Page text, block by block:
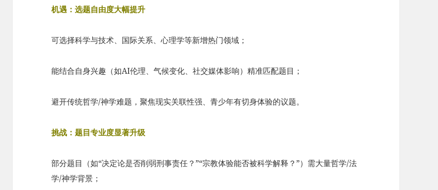
机遇：选题自由度大幅提升
可选择科学与技术、国际关系、心理学等新增热门领域；
能结合自身兴趣（如AI伦理、气候变化、社交媒体影响）精准匹配题目；
避开传统哲学/神学难题，聚焦现实关联性强、青少年有切身体验的议题。
挑战：题目专业度显著升级
部分题目（如“决定论是否削弱刑事责任？”“宗教体验能否被科学解释？”）需大量哲学/法
学/神学背景；